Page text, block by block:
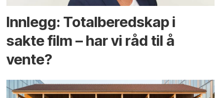
Innlegg: Totalberedskap i
sakte film – har vi råd til å
vente?